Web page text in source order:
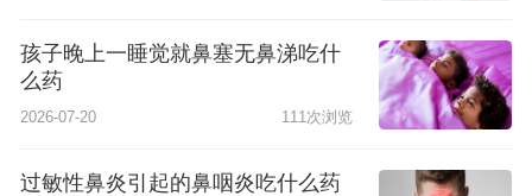
孩子晚上一睡觉就鼻塞无鼻涕吃什
么药
2026-07-20 111次浏览
过敏性鼻炎引起的鼻咽炎吃什么药